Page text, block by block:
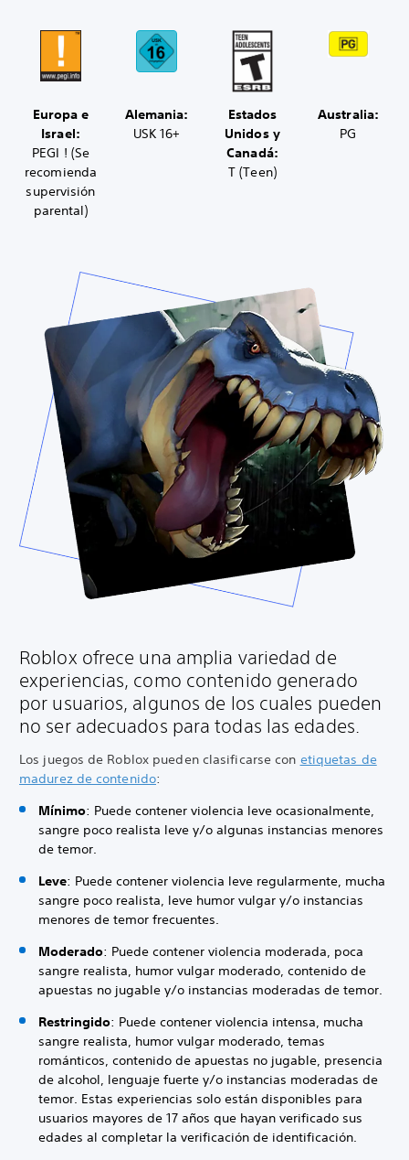
Europa e
Israel:
PEGI ! (Se
recomienda
supervisión
parental)
Alemania:
USK 16+
Estados
Unidos y
Canadá:
T (Teen)
Australia:
PG
Roblox ofrece una amplia variedad de
experiencias, como contenido generado
por usuarios, algunos de los cuales pueden
no ser adecuados para todas las edades.
Los juegos de Roblox pueden clasificarse con etiquetas de
madurez de contenido:
Mínimo: Puede contener violencia leve ocasionalmente,
sangre poco realista leve y/o algunas instancias menores
de temor.
Leve: Puede contener violencia leve regularmente, mucha
sangre poco realista, leve humor vulgar y/o instancias
menores de temor frecuentes.
Moderado: Puede contener violencia moderada, poca
sangre realista, humor vulgar moderado, contenido de
apuestas no jugable y/o instancias moderadas de temor.
Restringido: Puede contener violencia intensa, mucha
sangre realista, humor vulgar moderado, temas
románticos, contenido de apuestas no jugable, presencia
de alcohol, lenguaje fuerte y/o instancias moderadas de
temor. Estas experiencias solo están disponibles para
usuarios mayores de 17 años que hayan verificado sus
edades al completar la verificación de identificación.